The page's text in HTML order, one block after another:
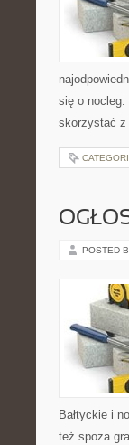
się o nocleg.
skorzystać
POSTED
Bałtyckie i
też spoza